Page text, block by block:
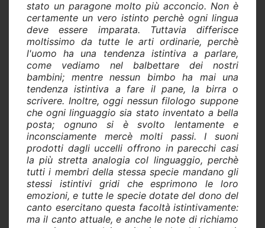
stato un paragone molto più acconcio. Non è
certamente un vero istinto perchè ogni lingua
deve essere imparata. Tuttavia differisce
moltissimo da tutte le arti ordinarie, perchè
l'uomo ha una tendenza istintiva a parlare,
come vediamo nel balbettare dei nostri
bambini; mentre nessun bimbo ha mai una
tendenza istintiva a fare il pane, la birra o
scrivere. Inoltre, oggi nessun filologo suppone
che ogni linguaggio sia stato inventato a bella
posta; ognuno si è svolto lentamente e
inconsciamente mercè molti passi. I suoni
prodotti dagli uccelli offrono in parecchi casi
la più stretta analogia col linguaggio, perchè
tutti i membri della stessa specie mandano gli
stessi istintivi gridi che esprimono le loro
emozioni, e tutte le specie dotate del dono del
canto esercitano questa facoltà istintivamente:
ma il canto attuale, e anche le note di richiamo